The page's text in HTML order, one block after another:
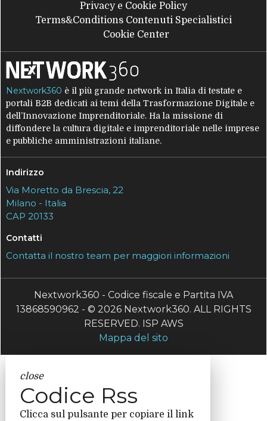
Privacy e Cookie Policy
Terms&Conditions Contenuti Specialistici
Cookie Center
Nextwork360 è il più grande network in Italia di testate e
portali B2B dedicati ai temi della Trasformazione Digitale e
dell’Innovazione Imprenditoriale. Ha la missione di
diffondere la cultura digitale e imprenditoriale nelle imprese
e pubbliche amministrazioni italiane.
Indirizzo
Via Moretto da Brescia, 22
Milano - Italia
CAP 20133
Contatti
Contatta il nostro team per maggiori informazioni
Nextwork360 - Codice fiscale e Partita IVA
13868590962 - © 2026 Nextwork360. ALL RIGHTS
RESERVED. ISP AWS
Mappa del sito
close
Codice Rss
Clicca sul pulsante per copiare il link